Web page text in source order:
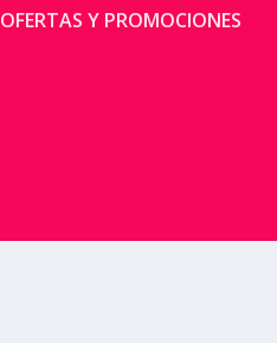
OFERTAS Y PROMOCIONES